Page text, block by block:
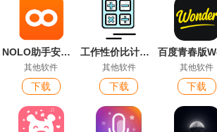
NOLO助手安卓版
其他软件
下载
工作性价比计算器手机版(工作性价比计算机)
其他软件
下载
其他软件
下载